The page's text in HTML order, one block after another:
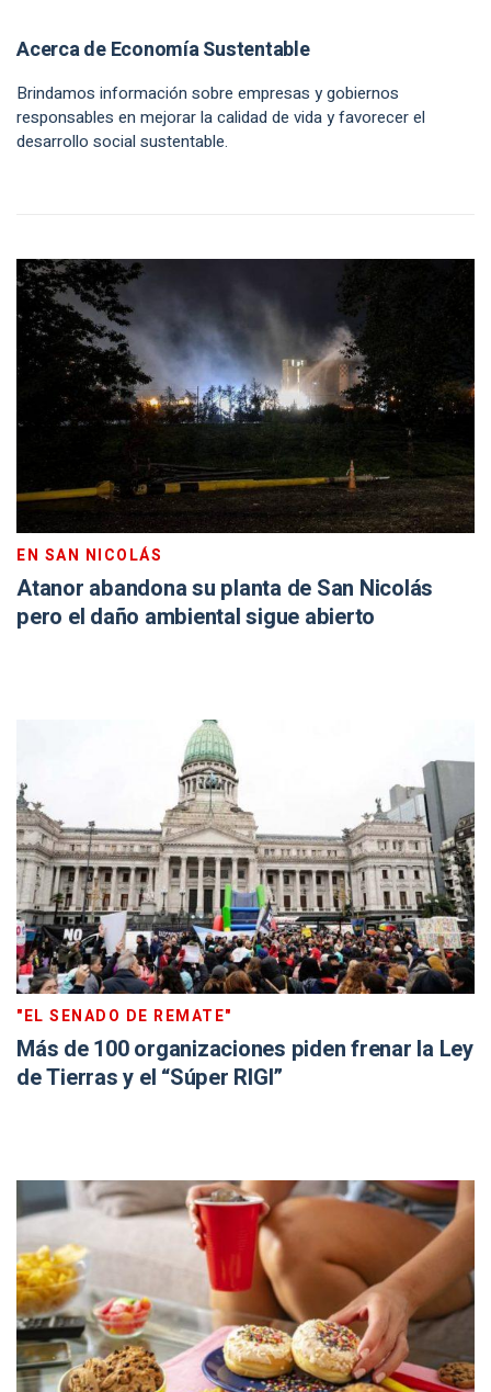
Acerca de Economía Sustentable
Brindamos información sobre empresas y gobiernos
responsables en mejorar la calidad de vida y favorecer el
desarrollo social sustentable.
EN SAN NICOLÁS
Atanor abandona su planta de San Nicolás
pero el daño ambiental sigue abierto
"EL SENADO DE REMATE"
Más de 100 organizaciones piden frenar la Ley
de Tierras y el “Súper RIGI”